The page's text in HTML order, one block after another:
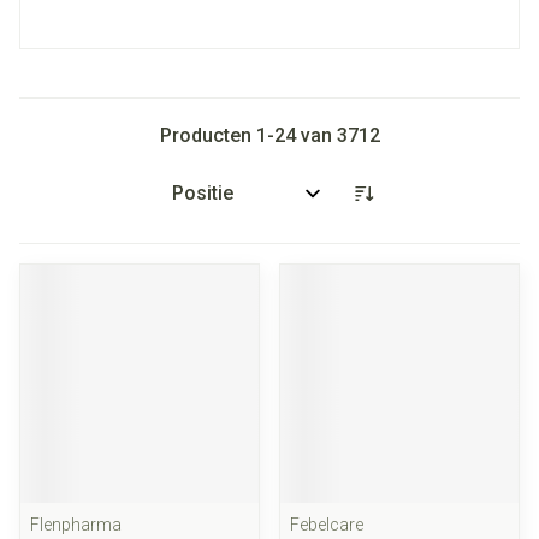
Producten 1 -24van 3712
Sorteer op:
Flenpharma
Febelcare